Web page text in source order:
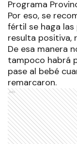
Programa
Por eso, se
fértil se haga
resulta positiva,
De esa manera
tampoco habrá
pase al bebé
remarcaron.
Ads